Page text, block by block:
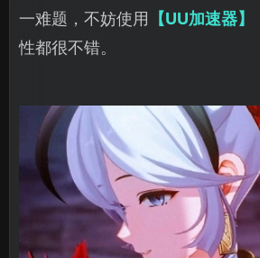
一难题，不妨使用
【UU加速器】
性都很不错。